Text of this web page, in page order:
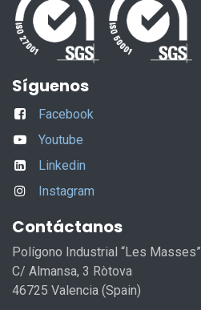
Síguenos
Facebook
Youtube
Linkedin
Instagram
Contáctanos
Polígono Industrial “Les Masses”
C/ Almansa, 3 Ròtova
46725 Valencia (Spain)